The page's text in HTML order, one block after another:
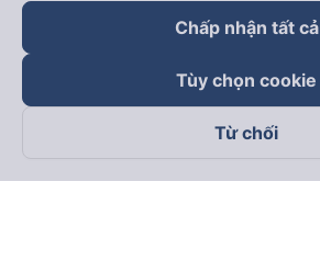
Theo dõi chúng tôi trên
Chấp nhận tất cả
Tùy chọn cookie
Từ chối